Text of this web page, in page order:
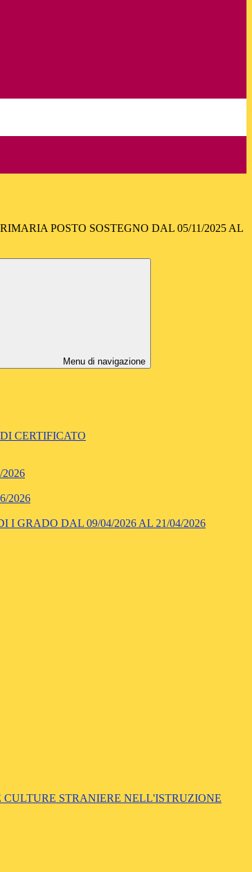
POSTO SOSTEGNO DAL 05/11/2025 AL
Menu di navigazione
CERTIFICATO
2026
GRADO DAL 09/04/2026 AL 21/04/2026
STRANIERE NELL'ISTRUZIONE